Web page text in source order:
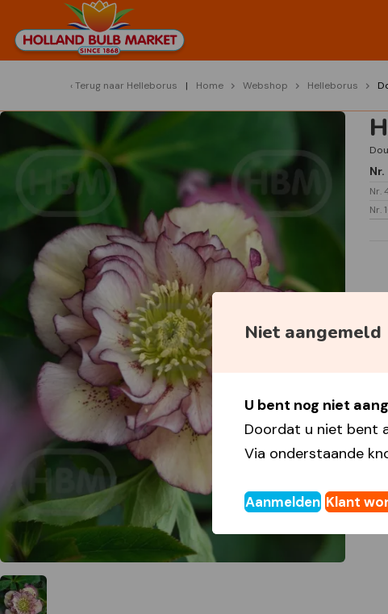
Niet aangemeld
U bent nog niet
Doordat u niet bent
Via onderstaande
Aanmelden Klant
Terug naar Helleborus Home Webshop Helleborus
Nr.
Nr.
Nr.